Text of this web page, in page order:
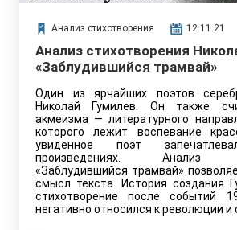
Анализ стихотворения 12.11.21
Анализ стихотворения
«Заблудившийся трамвай»
Один из ярчайших поэтов
Николай Гумилев. Он также
акмеизма — литературного
которого лежит воспевание
увиденное поэт
произведениях. Анализ
«Заблудившийся трамвай»
смысл текста. История создания
стихотворение после событий
негативно относился к революции и